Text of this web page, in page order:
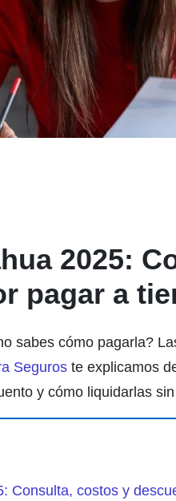
2025:
pagar a
sabes cómo pagarla?
Seguros te explicamos
y cómo liquidarlas
Consulta, costos y